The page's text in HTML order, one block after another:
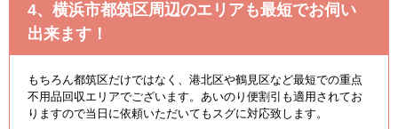
4、横浜市都筑区周辺のエリアも最短でお伺い
出来ます！
もちろん都筑区だけではなく、港北区や鶴見区など最短での重点
不用品回収エリアでございます。あいのり便割引も適用されてお
りますので当日に依頼いただいてもスグに対応致します。